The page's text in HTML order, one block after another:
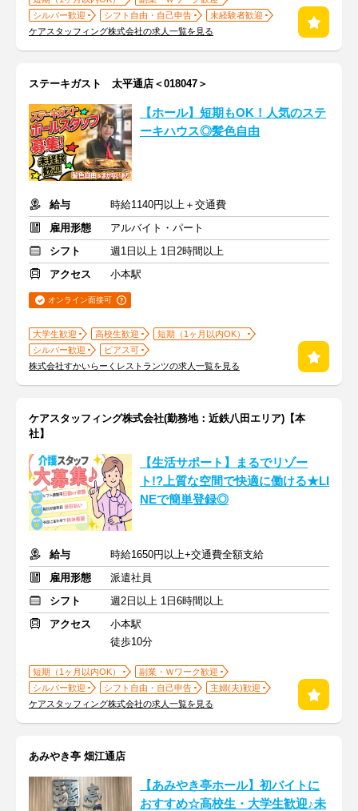
シルバー歓迎
シフト自由・自己申告
未経験者歓迎
ケアスタッフィング株式会社の求人一覧を見る
ステーキガスト 太平通店＜018047＞
【ホール】短期もOK！人気のステ
ーキハウス◎髪色自由
給与
時給1140円以上＋交通費
雇用形態
アルバイト・パート
シフト
週1日以上 1日2時間以上
アクセス
小本駅
オンライン面接可
大学生歓迎 高校生歓迎
短期（1ヶ月以内OK）
シルバー歓迎
ピアス可
株式会社すかいらーくレストランツの求人一覧を見る
ケアスタッフィング株式会社(勤務地：近鉄八田エリア)【本
社】
【生活サポート】まるでリゾー
ト!?上質な空間で快適に働ける★LI
NEで簡単登録◎
給与
時給1650円以上+交通費全額支給
雇用形態
派遣社員
シフト
週2日以上 1日6時間以上
アクセス
小本駅
徒歩10分
短期（1ヶ月以内OK）
副業・Ｗワーク歓迎
シルバー歓迎
シフト自由・自己申告
主婦(夫)歓迎
ケアスタッフィング株式会社の求人一覧を見る
あみやき亭 畑江通店
【あみやき亭ホール】初バイトに
おすすめ☆高校生・大学生歓迎♪未